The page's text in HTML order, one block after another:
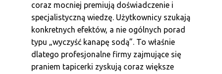
coraz mocniej premiują doświadczenie i
specjalistyczną wiedzę. Użytkownicy szukają
konkretnych efektów, a nie ogólnych porad
typu „wyczyść kanapę sodą”. To właśnie
dlatego profesjonalne firmy zajmujące się
praniem tapicerki zyskują coraz większe